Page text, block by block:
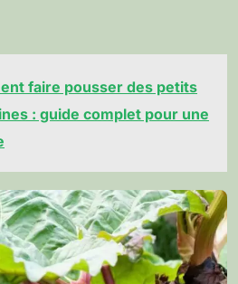
faire pousser des petits
: guide complet pour une